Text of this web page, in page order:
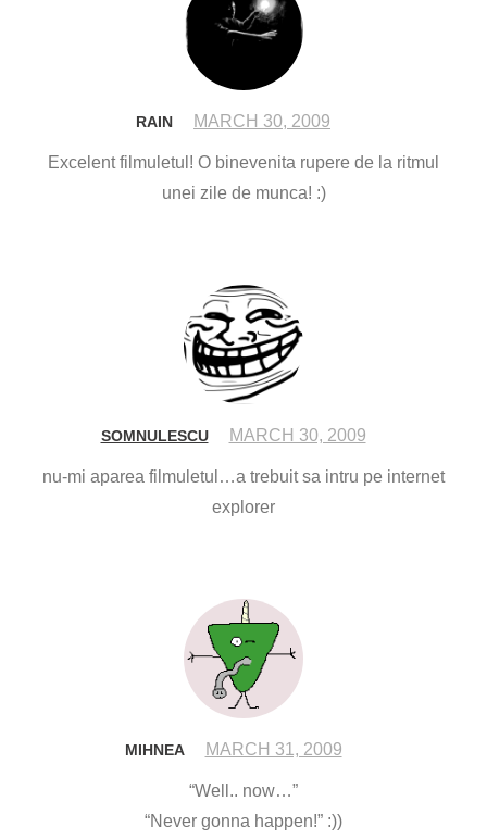
RAIN MARCH 30, 2009
Excelent filmuletul! O binevenita rupere de la ritmul
unei zile de munca! :)
SOMNULESCU MARCH 30, 2009
nu-mi aparea filmuletul…a trebuit sa intru pe internet
explorer
MIHNEA MARCH 31, 2009
“Well.. now…”
“Never gonna happen!” :))